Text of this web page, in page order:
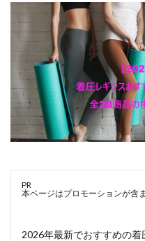
PR
本ページはプロモーションが含
2026年最新でおすすめの着